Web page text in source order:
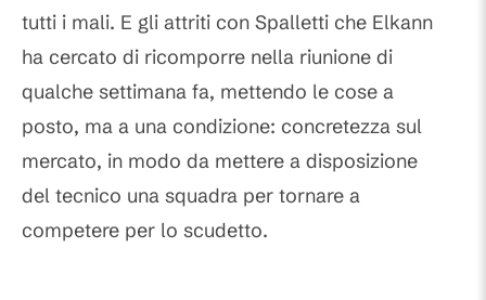
tutti i mali. E gli attriti con Spalletti che Elkann
ha cercato di ricomporre nella riunione di
qualche settimana fa, mettendo le cose a
posto, ma a una condizione: concretezza sul
mercato, in modo da mettere a disposizione
del tecnico una squadra per tornare a
competere per lo scudetto.